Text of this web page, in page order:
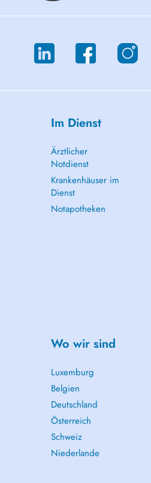
Im Dienst
Ärztlicher
Notdienst
Krankenhäuser im
Dienst
Notapotheken
Wo wir sind
Luxemburg
Belgien
Deutschland
Österreich
Schweiz
Niederlande